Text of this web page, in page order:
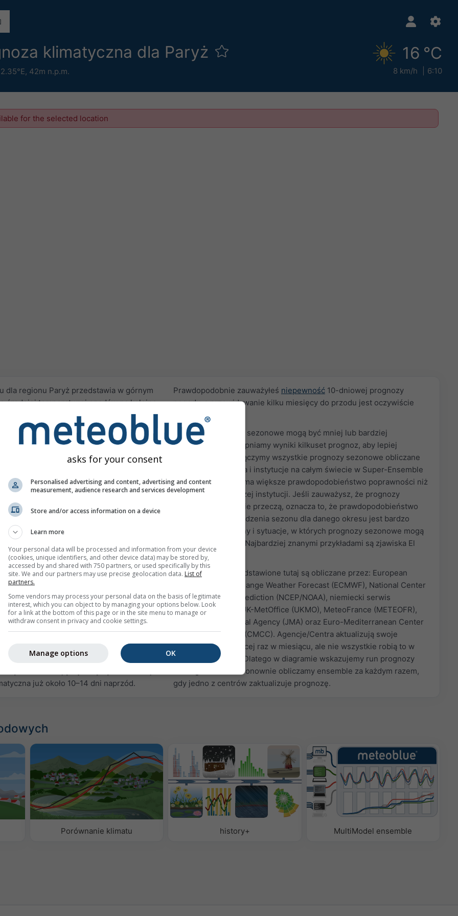
klimatyczna dla Paryż
42m n.p.m.
16 °C
8 km/h 6:10
for the selected location
dla regionu Paryż przedstawia w górnym
średniej temperatury i opadów na kolejne
regionalny dla obszarów o
lub większych.
charakterystyki klimatyczne
, takie
dla całego miesiąca. Anomalie są
Dlatego ujemna anomalia
na chłodniejsze i suchsze warunki niż
pozwalają na niewielkie
pogodzie. Załóżmy miesiąc z dodatnią
prawdopodobne, aby każda godzina
Bardziej realistyczny scenariusz
znacząco cieplejsze od średnich,
w normie. Co najważniejsze, mogą
a nawet znacznie chłodniejsze od
wcale nie gwarantuje np. braku
dla konkretnego dnia nie jest technicznie
wiarygodna niż średnia klimatyczna.
w skali dobowej podlega większym
zjawiska mezo- lub mikroskalowe, a
być zmierzone z wystarczającą
dzienne stają się statystycznie mniej
już około 10–14 dni naprzód.
Prawdopodobnie zauważyłeś niepewność 10-dniowej prognozy
pogody, a przewidywanie kilku miesięcy do przodu jest oczywiście
jeszcze trudniejsze.
Ponieważ prognozy sezonowe mogą być mniej lub bardziej
wiarygodne, udostępniamy wyniki kilkuset prognoz, aby lepiej
oszacować trend. Łączymy wszystkie prognozy sezonowe obliczane
przez główne centra i instytucje na całym świecie w Super-Ensemble
(ENSEMBLE), który ma większe prawdopodobieństwo poprawności niż
prognoza pojedynczej instytucji. Jeśli zauważysz, że prognozy
różnych modeli sobie przeczą, oznacza to, że prawdopodobieństwo
poprawnego przewidzenia sezonu dla danego okresu jest bardzo
małe. Istnieją regiony i sytuacje, w których prognozy sezonowe mogą
być dość dokładne. Najbardziej znanymi przykładami są zjawiska El
Niño i La Niña.
Różne modele przedstawione tutaj są obliczane przez: European
Center of Medium Range Weather Forecast (ECMWF), National Center
of Environmental Prediction (NCEP/NOAA), niemiecki serwis
pogodowy (DWD), UK-MetOffice (UKMO), MeteoFrance (METEOFR),
Japan Meteorological Agency (JMA) oraz Euro-Mediterranean Center
on Climate Change (CMCC). Agencje/Centra aktualizują swoje
prognozy mniej więcej raz w miesiącu, ale nie wszystkie robią to w
tym samym czasie. Dlatego w diagramie wskazujemy run prognozy
każdego centrum. Ponownie obliczamy ensemble za każdym razem,
gdy jedno z centrów zaktualizuje prognozę.
Porównanie klimatu history+ MultiModel ensemble
asks for your consent
Personalised advertising and content, advertising and content
measurement, audience research and services development
Store and/or access information on a device
Learn more
Your personal data will be processed and information from your device
(cookies, unique identifiers, and other device data) may be stored by,
accessed by and shared with 750 partners, or used specifically by this
site. We and our partners may use precise geolocation data. List of
partners.
Some vendors may process your personal data on the basis of legitimate
interest, which you can object to by managing your options below. Look
for a link at the bottom of this page or in the site menu to manage or
withdraw consent in privacy and cookie settings.
OK
Manage options